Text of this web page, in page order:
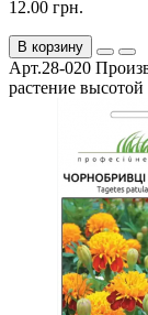
12.00 грн.
В корзину
Арт.28-020
растение высотой